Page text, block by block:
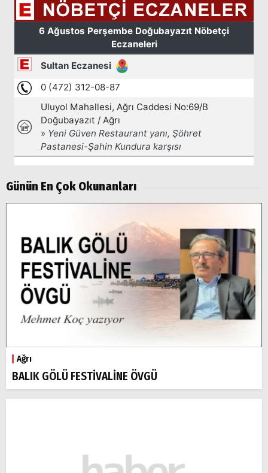
Günün En Çok Okunanları
Ağrı
BALIK GÖLÜ FESTİVALİNE ÖVGÜ